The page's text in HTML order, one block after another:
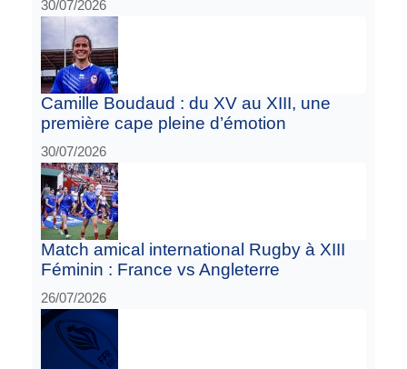
30/07/2026
Camille Boudaud : du XV au XIII, une
première cape pleine d’émotion
30/07/2026
Match amical international Rugby à XIII
Féminin : France vs Angleterre
26/07/2026